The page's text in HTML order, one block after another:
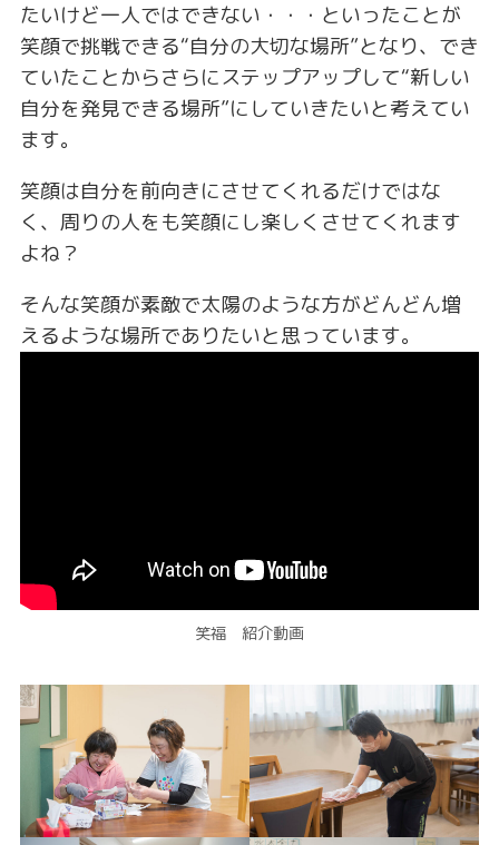
たいけど一人ではできない・・・といったことが
笑顔で挑戦できる“自分の大切な場所”となり、でき
ていたことからさらにステップアップして“新しい
自分を発見できる場所”にしていきたいと考えてい
ます。
笑顔は自分を前向きにさせてくれるだけではな
く、周りの人をも笑顔にし楽しくさせてくれます
よね？
そんな笑顔が素敵で太陽のような方がどんどん増
えるような場所でありたいと思っています。
笑福 紹介動画